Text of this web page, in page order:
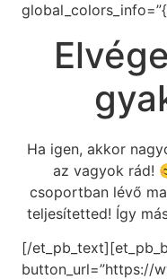
Ha igen, akkor
az vagyok rád!
csoportban lévő
teljesítetted! Így
[/
button_url=”https://